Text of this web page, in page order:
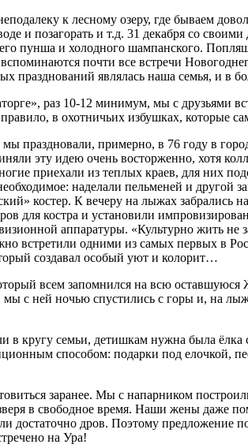
к лесному озеру, где бываем
и позагорать и т.д. 31 декабря со
пунша и холодного шампанского.
почти все встречи
празднований являлась наша семья, и в
раз 10-12 минимум, мы с друзьями
в охотничьих избушках, которые
праздновали, примерно, в 76 году в
эту идею очень восторженно, хотя
приехали из теплых краев, для них
наделали пельменей и другой
костер. К вечеру на лыжах забрались
для костра и установили
аппаратуры. «Культурно жить
встретили одними из самых первых в
создавал особый уют и колорит…
всем запомнился на всю
с ней ночью спустились с горы и, на
кругу семьи, детишкам нужна была
способом: подарки под елочкой,
заранее. Мы с напарником
в свободное время. Наши жены даже
достаточно дров. Поэтому предложение
на Ура!